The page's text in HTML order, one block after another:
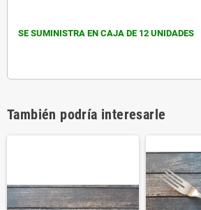
SE SUMINISTRA EN CAJA DE 12 UNIDADES
También podría interesarle